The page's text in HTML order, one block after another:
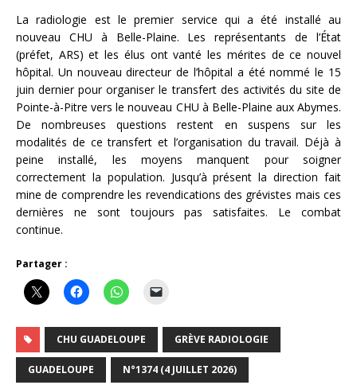
La radiologie est le premier service qui a été installé au
nouveau CHU à Belle-Plaine. Les représentants de l’État
(préfet, ARS) et les élus ont vanté les mérites de ce nouvel
hôpital. Un nouveau directeur de l’hôpital a été nommé le 15
juin dernier pour organiser le transfert des activités du site de
Pointe-à-Pitre vers le nouveau CHU à Belle-Plaine aux Abymes.
De nombreuses questions restent en suspens sur les
modalités de ce transfert et l’organisation du travail. Déjà à
peine installé, les moyens manquent pour soigner
correctement la population. Jusqu’à présent la direction fait
mine de comprendre les revendications des grévistes mais ces
dernières ne sont toujours pas satisfaites. Le combat
continue.
Partager :
CHU GUADELOUPE GRÈVE RADIOLOGIE
GUADELOUPE N°1374 (4 JUILLET 2026)